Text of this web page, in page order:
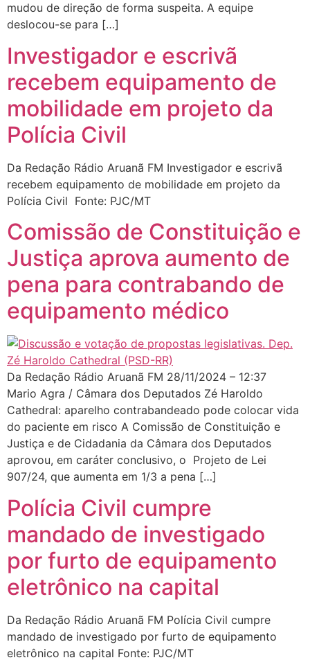
mudou de direção de forma suspeita. A equipe
deslocou-se para […]
Investigador e escrivã
recebem equipamento de
mobilidade em projeto da
Polícia Civil
Da Redação Rádio Aruanã FM Investigador e escrivã
recebem equipamento de mobilidade em projeto da
Polícia Civil Fonte: PJC/MT
Comissão de Constituição e
Justiça aprova aumento de
pena para contrabando de
equipamento médico
Da Redação Rádio Aruanã FM 28/11/2024 – 12:37
Mario Agra / Câmara dos Deputados Zé Haroldo
Cathedral: aparelho contrabandeado pode colocar vida
do paciente em risco A Comissão de Constituição e
Justiça e de Cidadania da Câmara dos Deputados
aprovou, em caráter conclusivo, o Projeto de Lei
907/24, que aumenta em 1/3 a pena […]
Polícia Civil cumpre
mandado de investigado
por furto de equipamento
eletrônico na capital
Da Redação Rádio Aruanã FM Polícia Civil cumpre
mandado de investigado por furto de equipamento
eletrônico na capital Fonte: PJC/MT